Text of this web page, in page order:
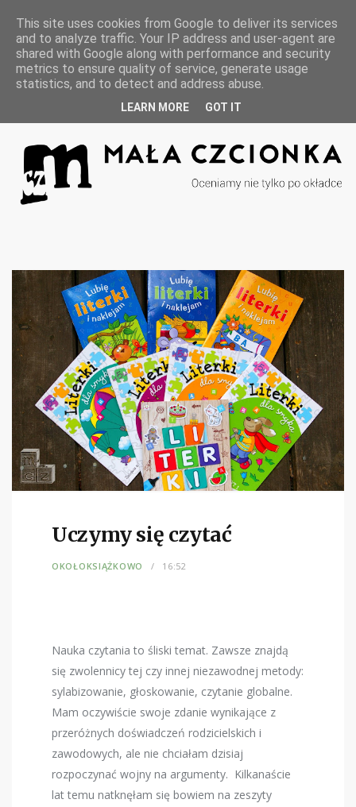
F
a
c
e
b
Uczymy się czytać
OKOŁOKSIĄŻKOWO 16:52
Nauka czytania to śliski temat. Zawsze znajdą
się zwolennicy tej czy innej niezawodnej metody:
sylabizowanie, głoskowanie, czytanie globalne.
Mam oczywiście swoje zdanie wynikające z
przeróżnych doświadczeń rodzicielskich i
zawodowych, ale nie chciałam dzisiaj
rozpoczynać wojny na argumenty. Kilkanaście
lat temu natknęłam się bowiem na zeszyty
This site uses cookies from Google to deliver its services
and to analyze traffic. Your IP address and user-agent are
shared with Google along with performance and security
metrics to ensure quality of service, generate usage
statistics, and to detect and address abuse.
LEARN MORE GOT IT